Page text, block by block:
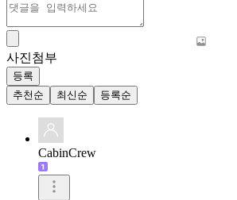
사진첨부
등록
추천순
최신순 등록순
CabinCrew